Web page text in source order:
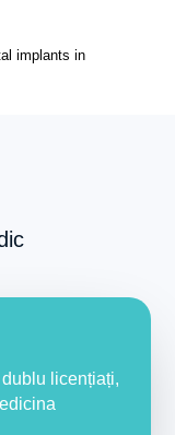
implants in
licențiați,